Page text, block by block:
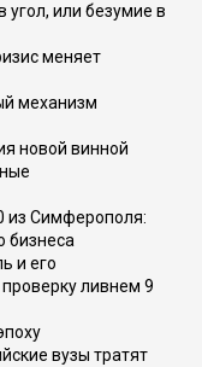
угол, или безумие в
меняет
механизм
новой винной
из Симферополя:
бизнеса
и его
ливнем 9
вузы тратят